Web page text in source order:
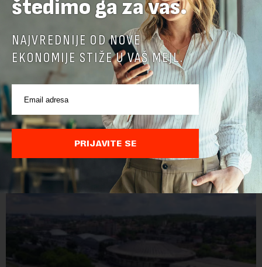
POVEZANI SADRŽAJI
štedimo ga za vas.
NAJVREDNIJE OD NOVE
EKONOMIJE STIŽE U VAŠ MEJL.
PRIJAVITE SE